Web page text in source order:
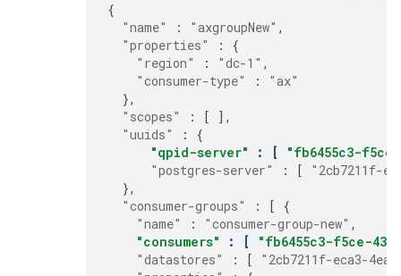
{
"name"
: "axgroupNew" ,
"properties"
:
{
"region"
: "dc-1" ,
"consumer-type"
:
"ax"
},
"scopes"
: [
],
"uuids"
:
{
"qpid-server"
: [
"fb6455c3-f5ce-
"postgres-server"
: [
"2cb7211f-
},
"consumer-groups"
: [ {
"name"
: "consumer-group-new" ,
"consumers"
: [
"fb6455c3-f5ce-
"datastores"
: [
"2cb7211f-eca3-